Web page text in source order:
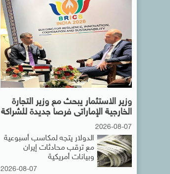
وزير الاستثمار يبحث مع وزير التجارة
الخارجية الإماراتى فرصا جديدة للشراكة
2026-08-07
الدولار يتجه لمكاسب أسبوعية
مع ترقب محادثات إيران
وبيانات أمريكية
2026-08-07